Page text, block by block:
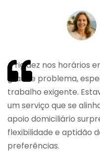
A rigidez nos horários
grande problema,
trabalho exigente.
um serviço que se
apoio domiciliário
flexibilidade e aptidão
preferências.